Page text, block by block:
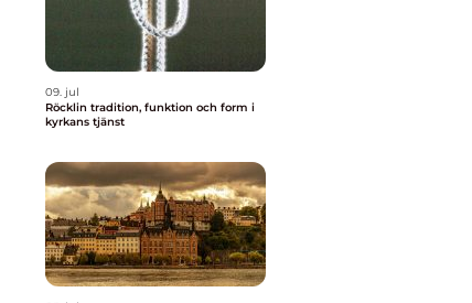
09. jul
Röcklin tradition, funktion och form i
kyrkans tjänst